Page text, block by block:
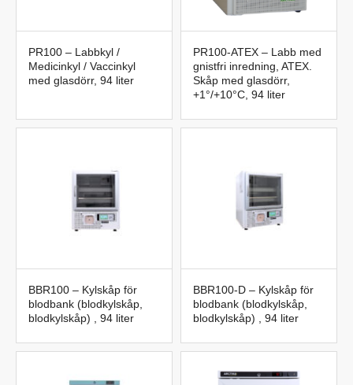
PR100 – Labbkyl /
Medicinkyl / Vaccinkyl
med glasdörr, 94 liter
PR100-ATEX – Labb med
gnistfri inredning, ATEX.
Skåp med glasdörr,
+1°/+10°C, 94 liter
BBR100 – Kylskåp för
blodbank (blodkylskåp,
blodkylskåp) , 94 liter
BBR100-D – Kylskåp för
blodbank (blodkylskåp,
blodkylskåp) , 94 liter